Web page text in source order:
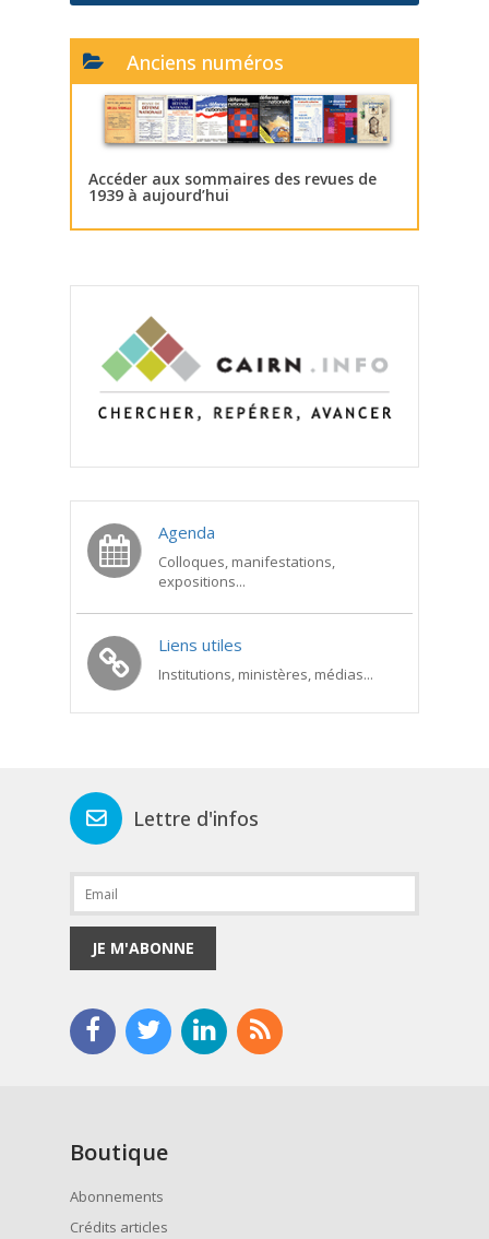
Anciens numéros
Accéder aux sommaires des revues de
1939 à aujourd’hui
Agenda
Colloques, manifestations,
expositions...
Liens utiles
Institutions, ministères, médias...
Lettre d'infos
JE M'ABONNE
Boutique
Abonnements
Crédits articles